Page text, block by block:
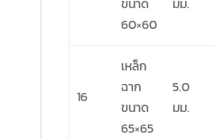
60×60
16
เหล็ก
ฉาก
ขนาด
65×65
5.0
มม.